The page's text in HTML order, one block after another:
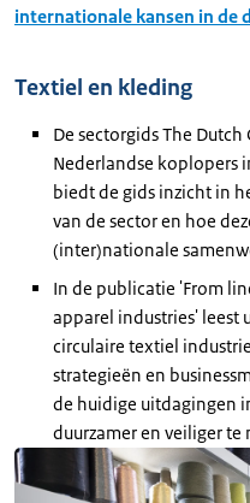
internationale kansen in de
Textiel en kleding
De sectorgids The
Nederlandse koplopers
biedt de gids inzicht in
van de sector en hoe
(inter)nationale
In de publicatie 'From
apparel industries' leest
circulaire textiel
strategieën en
de huidige uitdagingen
duurzamer en veiliger te